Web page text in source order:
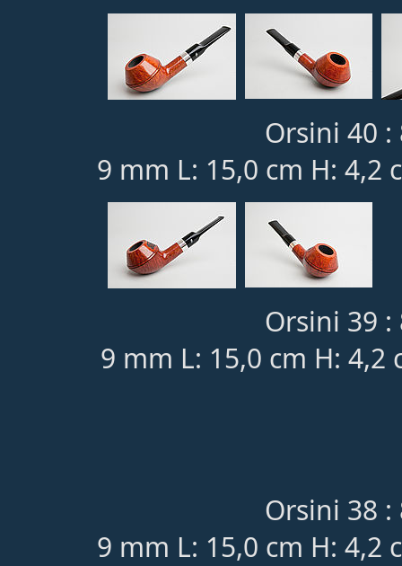
Orsini 40 :
9 mm L: 15,0 cm H: 4,2
Orsini 39 :
9 mm L: 15,0 cm H:
Orsini 38 :
9 mm L: 15,0 cm H: 4,2